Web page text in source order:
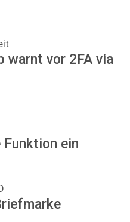
warnt vor 2FA via
ein